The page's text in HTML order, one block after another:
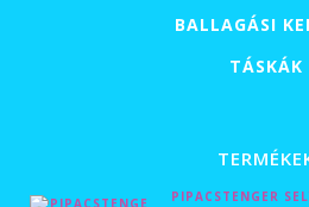
BALLAGÁSI
TÁSKÁK
PIPACSTENGER